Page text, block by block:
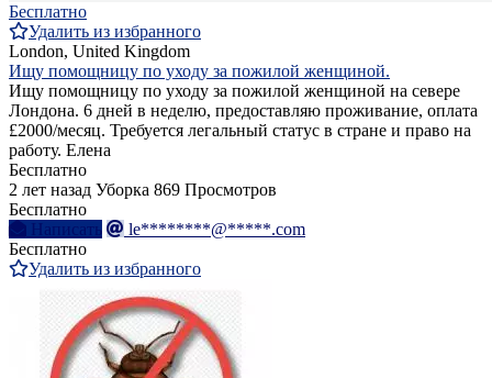
Бесплатно
Удалить из избранного
London, United Kingdom
Ищу помощницу по уходу за пожилой женщиной.
Ищу помощницу по уходу за пожилой женщиной на севере
Лондона. 6 дней в неделю, предоставляю проживание, оплата
£2000/месяц. Требуется легальный статус в стране и право на
работу. Елена
Бесплатно
2 лет назад Уборка 869 Просмотров
Бесплатно
Написать
le********@*****.com
Бесплатно
Удалить из избранного